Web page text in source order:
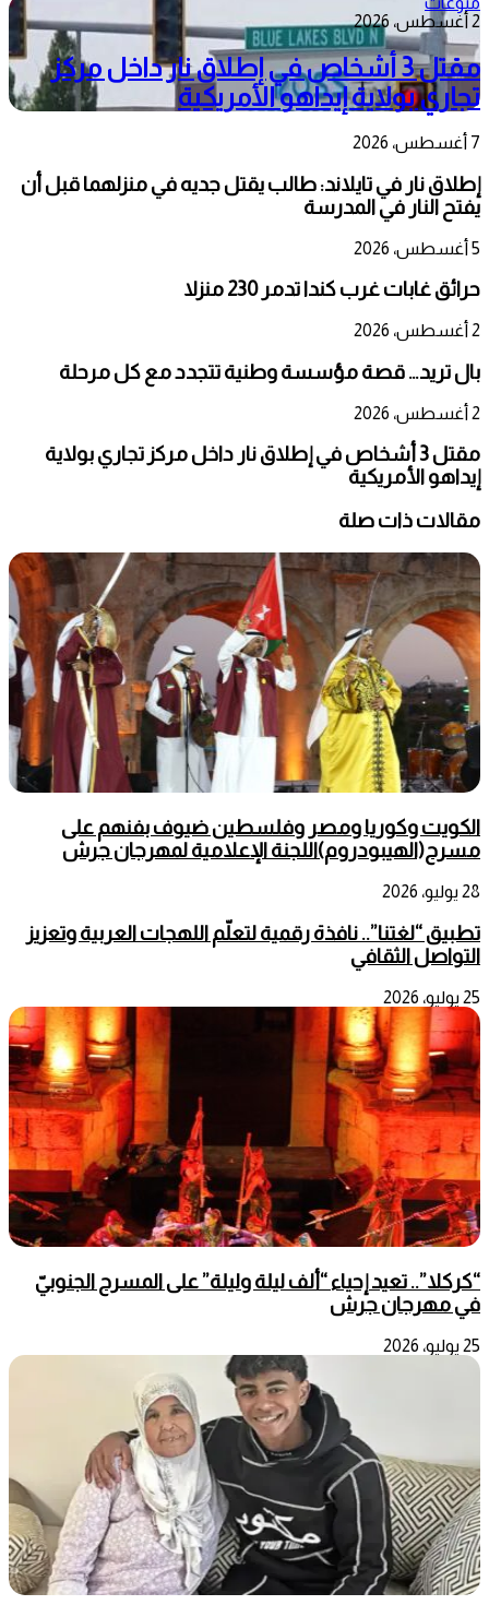
2 أغسطس، 2026
مقتل 3 أشخاص في إطلاق نار داخل مركز
تجاري بولاية إيداهو الأمريكية
7 أغسطس، 2026
إطلاق نار في تايلاند: طالب يقتل جديه في منزلهما قبل أن
يفتح النار في المدرسة
5 أغسطس، 2026
حرائق غابات غرب كندا تدمر 230 منزلا
2 أغسطس، 2026
بال تريد… قصة مؤسسة وطنية تتجدد مع كل مرحلة
2 أغسطس، 2026
مقتل 3 أشخاص في إطلاق نار داخل مركز تجاري بولاية
إيداهو الأمريكية
مقالات ذات صلة
الكويت وكوريا ومصر وفلسطين ضيوف بفنهم على
مسرح(الهيبودروم)اللجنة الإعلامية لمهرجان جرش
28 يوليو، 2026
تطبيق “لغتنا”.. نافذة رقمية لتعلّم اللهجات العربية وتعزيز
التواصل الثقافي
25 يوليو، 2026
“كركلا”.. تعيد إحياء “ألف ليلة وليلة” على المسرح الجنوبيّ
في مهرجان جرش
25 يوليو، 2026